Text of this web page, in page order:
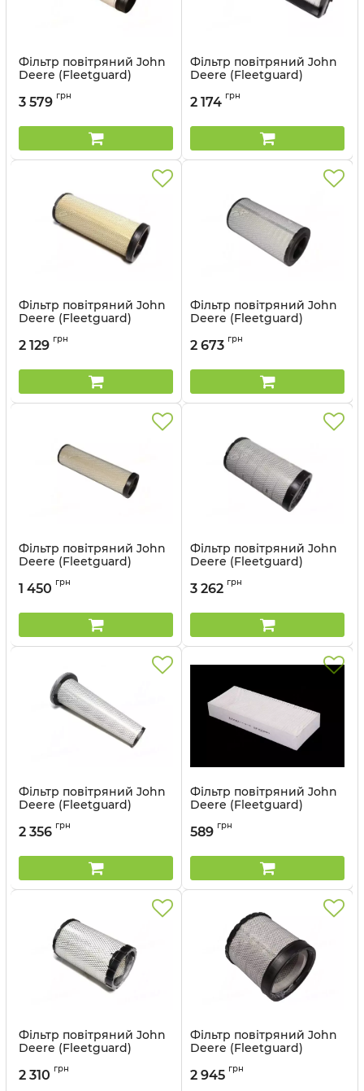
Фільтр повітряний John
Deere (Fleetguard)
Артикул:
3 579 грн
Фільтр повітряний John
Deere (Fleetguard)
Артикул:
2 174 грн
Фільтр повітряний John
Deere (Fleetguard)
Артикул:
2 129 грн
Фільтр повітряний John
Deere (Fleetguard)
Артикул:
2 673 грн
Фільтр повітряний John
Deere (Fleetguard)
Артикул:
1 450 грн
Фільтр повітряний John
Deere (Fleetguard)
Артикул:
3 262 грн
Фільтр повітряний John
Deere (Fleetguard)
Артикул:
2 356 грн
Фільтр повітряний John
Deere (Fleetguard)
Артикул:
589 грн
Фільтр повітряний John
Deere (Fleetguard)
Артикул:
2 310 грн
Фільтр повітряний John
Deere (Fleetguard)
Артикул:
2 945 грн